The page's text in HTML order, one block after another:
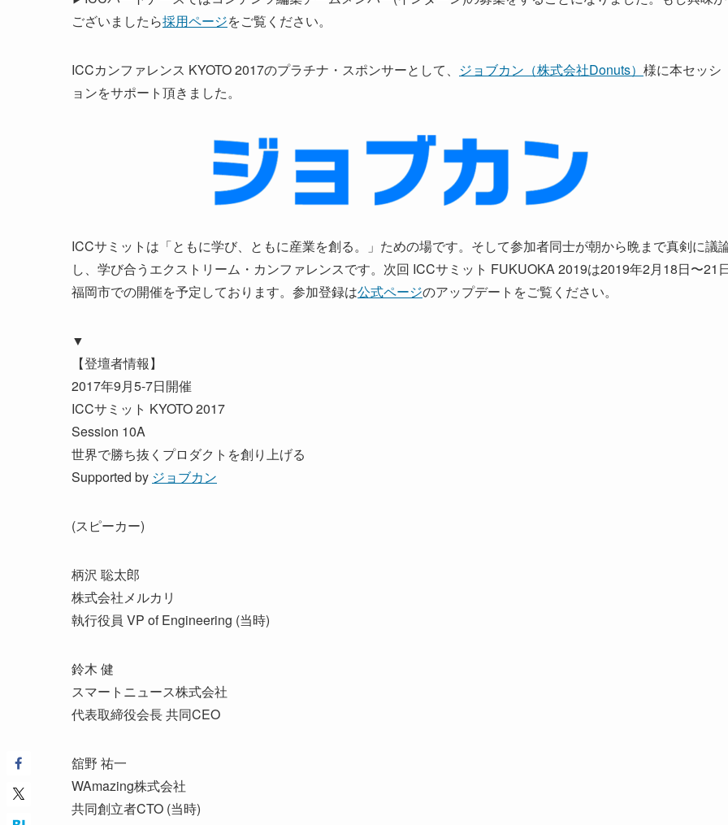
ございましたら採用ページをご覧ください。
ICCカンファレンス KYOTO 2017のプラチナ・スポンサーとして、 ジョブカン（株式会社Donuts） 様に本セッシ
ョンをサポート頂きました。
ICCサミットは「ともに学び、ともに産業を創る。」ための場です。そして参加者同士が朝から晩まで真剣に議
し、学び合うエクストリーム・カンファレンスです。次回 ICCサミット FUKUOKA 2019は2019年2月18日〜21
福岡市での開催を予定しております。参加登録は公式ページのアップデートをご覧ください。
▼
【登壇者情報】
2017年9月5-7日開催
ICCサミット KYOTO 2017
Session 10A
世界で勝ち抜くプロダクトを創り上げる
Supported by ジョブカン
(スピーカー)
柄沢 聡太郎
株式会社メルカリ
執行役員 VP of Engineering (当時)
鈴木 健
スマートニュース株式会社
代表取締役会長 共同CEO
舘野 祐一
WAmazing株式会社
共同創立者CTO (当時)